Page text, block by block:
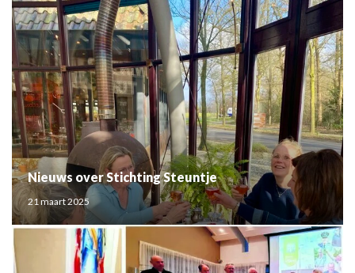
Nieuws over Stichting Steuntje
21 maart 2025